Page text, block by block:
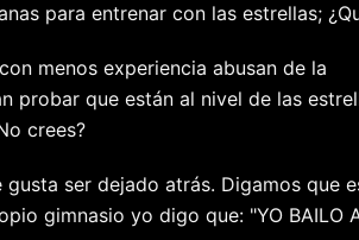
para entrenar con las estrellas;
menos experiencia abusan de la
probar que están al nivel de las
crees?
ser dejado atrás. Digamos que
gimnasio yo digo que: "YO BAILO